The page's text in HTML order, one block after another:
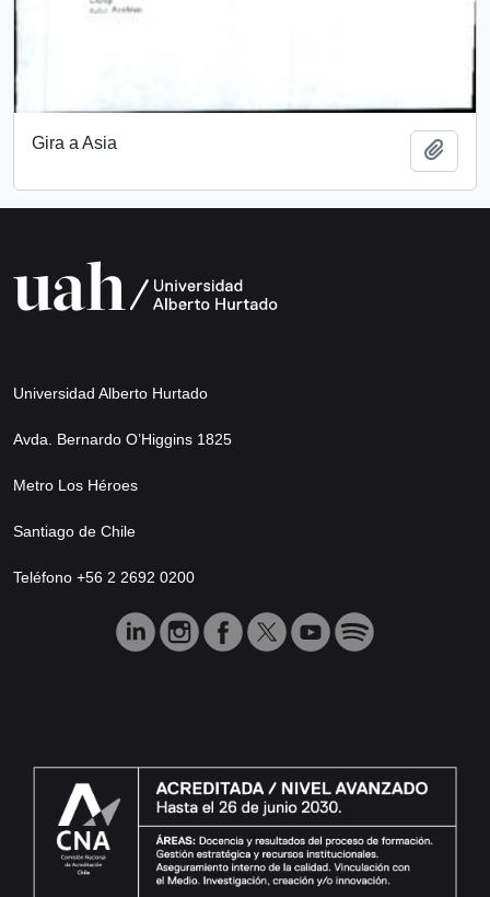
Gira a Asia
Universidad Alberto Hurtado
Avda. Bernardo O’Higgins 1825
Metro Los Héroes
Santiago de Chile
Teléfono +56 2 2692 0200